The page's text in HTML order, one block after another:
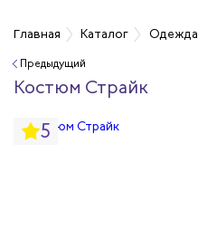
Главная Каталог Одежда
Предыдущий
Костюм Страйк
5